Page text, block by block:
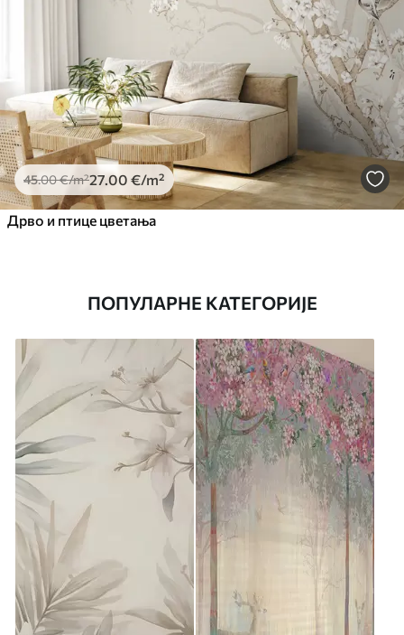
45.00€/m²27.00 €/m²
Дрво и птице цветања
ПОПУЛАРНЕ КАТЕГОРИЈЕ